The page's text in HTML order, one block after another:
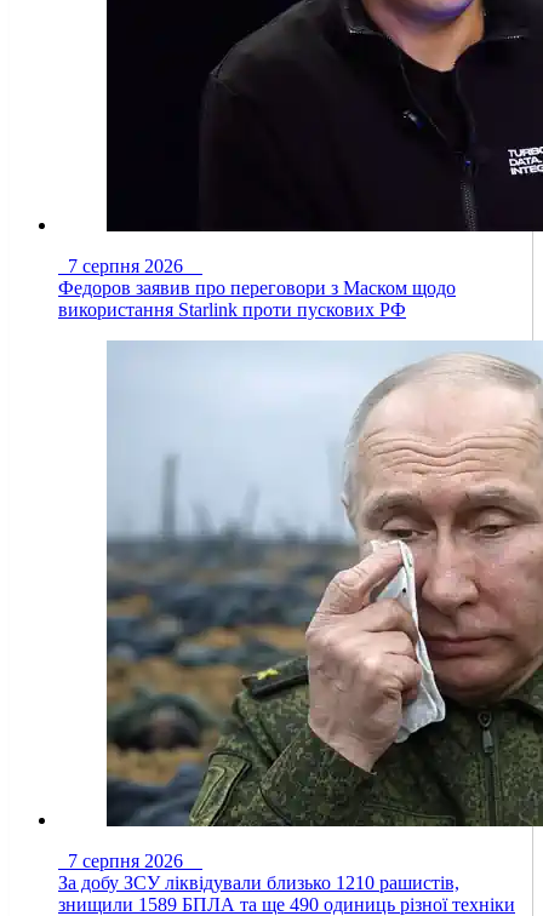
7 серпня 2026
Федоров заявив про переговори з Маском щодо
використання Starlink проти пускових РФ
7 серпня 2026
За добу ЗСУ ліквідували близько 1210 рашистів,
знищили 1589 БПЛА та ще 490 одиниць різної техніки